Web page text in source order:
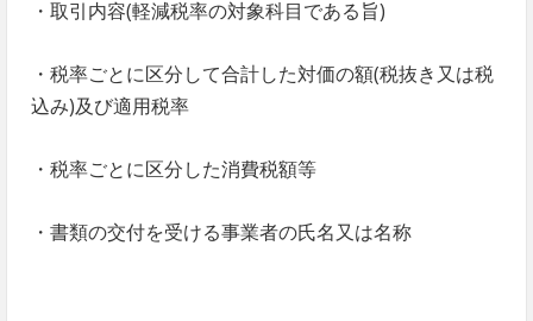
・取引内容(軽減税率の対象科目である旨)
・税率ごとに区分して合計した対価の額(税抜き又は税
込み)及び適用税率
・税率ごとに区分した消費税額等
・書類の交付を受ける事業者の氏名又は名称